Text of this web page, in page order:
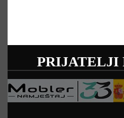
PRIJATELJI